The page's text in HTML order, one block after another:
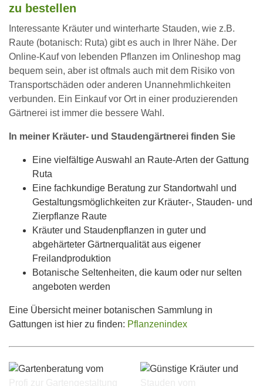
zu bestellen
Interessante Kräuter und winterharte Stauden, wie z.B.
Raute (botanisch: Ruta) gibt es auch in Ihrer Nähe. Der
Online-Kauf von lebenden Pflanzen im Onlineshop mag
bequem sein, aber ist oftmals auch mit dem Risiko von
Transportschäden oder anderen Unannehmlichkeiten
verbunden. Ein Einkauf vor Ort in einer produzierenden
Gärtnerei ist immer die bessere Wahl.
In meiner Kräuter- und Staudengärtnerei finden Sie
Eine vielfältige Auswahl an Raute-Arten der Gattung
Ruta
Eine fachkundige Beratung zur Standortwahl und
Gestaltungsmöglichkeiten zur Kräuter-, Stauden- und
Zierpflanze Raute
Kräuter und Staudenpflanzen in guter und
abgehärteter Gärtnerqualität aus eigener
Freilandproduktion
Botanische Seltenheiten, die kaum oder nur selten
angeboten werden
Eine Übersicht meiner botanischen Sammlung in
Gattungen ist hier zu finden: Pflanzenindex